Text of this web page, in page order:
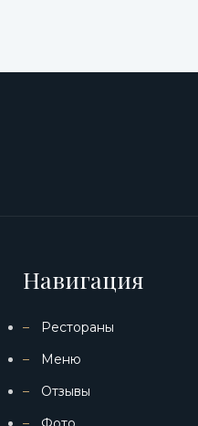
Навигация
Рестораны
Меню
Отзывы